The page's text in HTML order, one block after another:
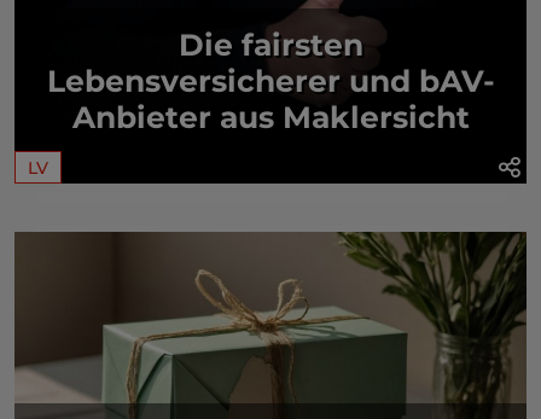
Die fairsten
Lebensversicherer und bAV-
Anbieter aus Maklersicht
LV